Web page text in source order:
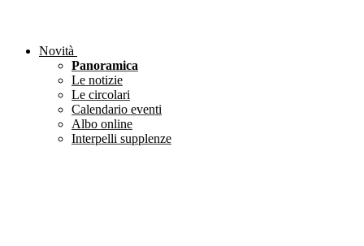
Novità
Panoramica
Le notizie
Le circolari
Calendario eventi
Albo online
Interpelli supplenze